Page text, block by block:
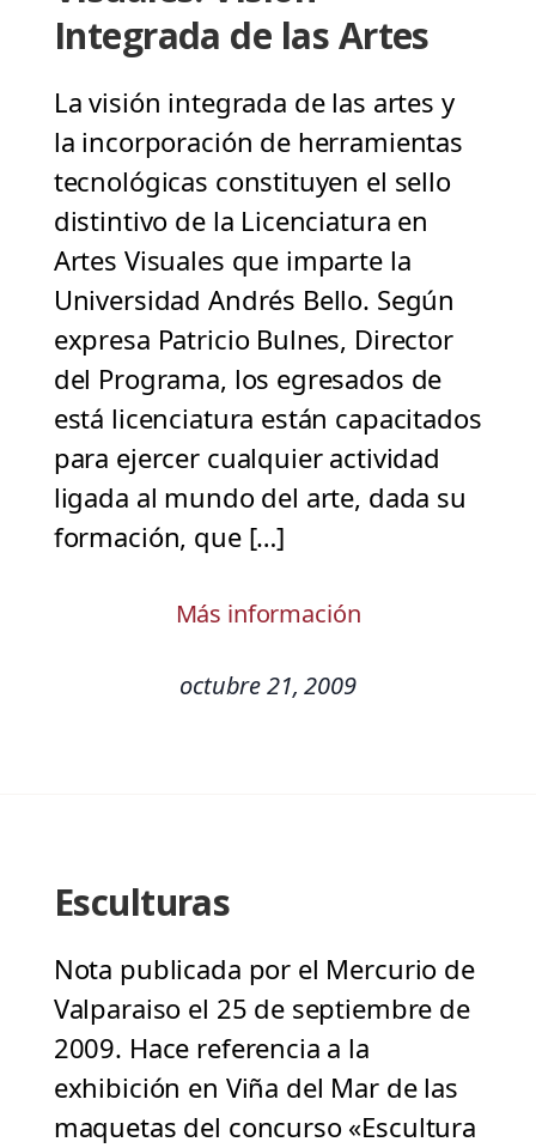
Integrada de las Artes
La visión integrada de las artes y
la incorporación de herramientas
tecnológicas constituyen el sello
distintivo de la Licenciatura en
Artes Visuales que imparte la
Universidad Andrés Bello. Según
expresa Patricio Bulnes, Director
del Programa, los egresados de
está licenciatura están capacitados
para ejercer cualquier actividad
ligada al mundo del arte, dada su
formación, que […]
Más información
octubre 21, 2009
Esculturas
Nota publicada por el Mercurio de
Valparaiso el 25 de septiembre de
2009. Hace referencia a la
exhibición en Viña del Mar de las
maquetas del concurso «Escultura